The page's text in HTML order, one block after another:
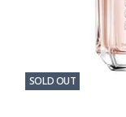
SOLD OUT